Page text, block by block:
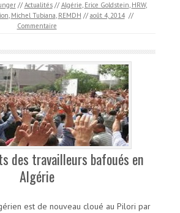
// Actualités // Algérie, Erice Goldstein, HRW,
, Michel Tubiana, REMDH // août 4, 2014 //
Commentaire
des travailleurs bafoués en
Algérie
est de nouveau cloué au Pilori par